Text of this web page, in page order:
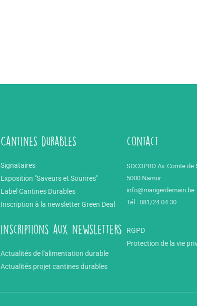
Cantines durables
Signataires
Exposition "Saveurs et Sourires"
Label Cantines Durables
Inscription à la newsletter Green Deal
inscriptions aux newsletters
Actualités de l'alimentation durable
Actualités projet cantines durables
contact
SOCOPRO Av. Comte
5000 Namur
info@mangerdemain.be
Tél : 081/24 04 30
RGPD
Protection de la vie